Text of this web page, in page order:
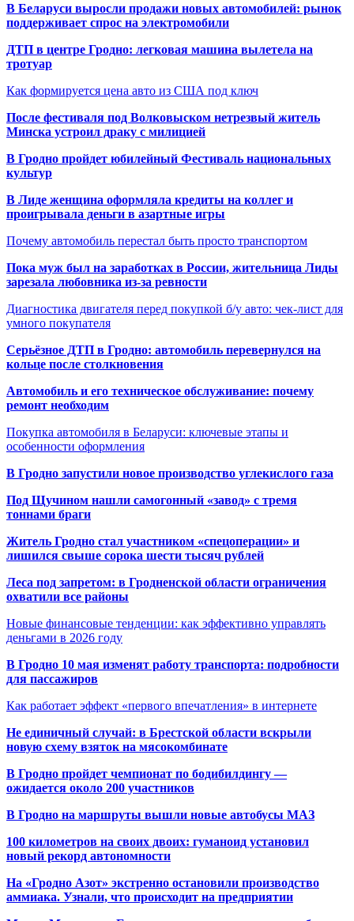
В Беларуси выросли продажи новых автомобилей: рынок
поддерживает спрос на электромобили
ДТП в центре Гродно: легковая машина вылетела на
тротуар
Как формируется цена авто из США под ключ
После фестиваля под Волковыском нетрезвый житель
Минска устроил драку с милицией
В Гродно пройдет юбилейный Фестиваль национальных
культур
В Лиде женщина оформляла кредиты на коллег и
проигрывала деньги в азартные игры
Почему автомобиль перестал быть просто транспортом
Пока муж был на заработках в России, жительница Лиды
зарезала любовника из-за ревности
Диагностика двигателя перед покупкой б/у авто: чек-лист для
умного покупателя
Серьёзное ДТП в Гродно: автомобиль перевернулся на
кольце после столкновения
Автомобиль и его техническое обслуживание: почему
ремонт необходим
Покупка автомобиля в Беларуси: ключевые этапы и
особенности оформления
В Гродно запустили новое производство углекислого газа
Под Щучином нашли самогонный «завод» с тремя
тоннами браги
Житель Гродно стал участником «спецоперации» и
лишился свыше сорока шести тысяч рублей
Леса под запретом: в Гродненской области ограничения
охватили все районы
Новые финансовые тенденции: как эффективно управлять
деньгами в 2026 году
В Гродно 10 мая изменят работу транспорта: подробности
для пассажиров
Как работает эффект «первого впечатления» в интернете
Не единичный случай: в Брестской области вскрыли
новую схему взяток на мясокомбинате
В Гродно пройдет чемпионат по бодибилдингу —
ожидается около 200 участников
В Гродно на маршруты вышли новые автобусы МАЗ
100 километров на своих двоих: гуманоид установил
новый рекорд автономности
На «Гродно Азот» экстренно остановили производство
аммиака. Узнали, что происходит на предприятии